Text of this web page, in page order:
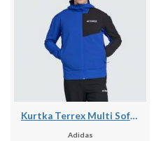
Kurtka Terrex Multi Softshell
Adidas